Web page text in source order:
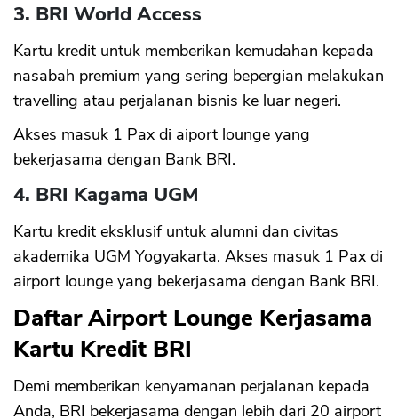
3. BRI World Access
Kartu kredit untuk memberikan kemudahan kepada
nasabah premium yang sering bepergian melakukan
travelling atau perjalanan bisnis ke luar negeri.
Akses masuk 1 Pax di aiport lounge yang
bekerjasama dengan Bank BRI.
4. BRI Kagama UGM
Kartu kredit eksklusif untuk alumni dan civitas
akademika UGM Yogyakarta. Akses masuk 1 Pax di
airport lounge yang bekerjasama dengan Bank BRI.
Daftar Airport Lounge Kerjasama
Kartu Kredit BRI
Demi memberikan kenyamanan perjalanan kepada
Anda, BRI bekerjasama dengan lebih dari 20 airport